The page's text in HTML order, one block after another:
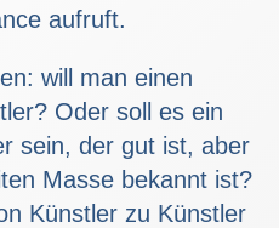
aufruft.
will man einen
Oder soll es ein
sein, der gut ist, aber
Masse bekannt ist?
Künstler zu Künstler